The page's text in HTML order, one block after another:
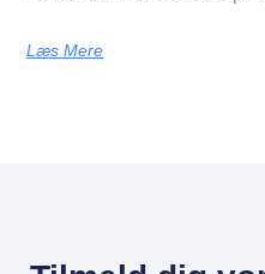
Læs Mere